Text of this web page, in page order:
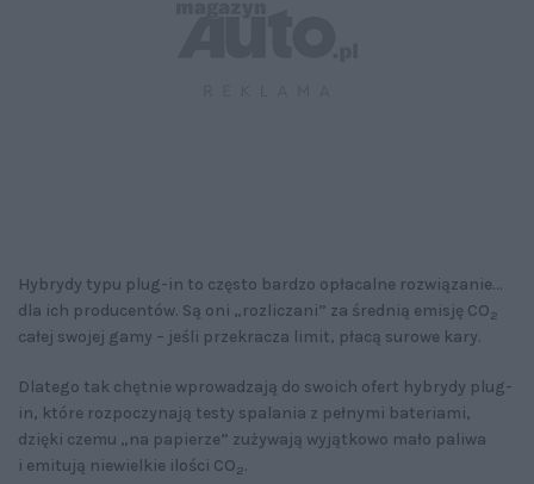
Hybrydy typu plug-in to często bardzo opłacalne rozwiązanie...
dla ich producentów. Są oni „rozliczani” za średnią emisję CO2
całej swojej gamy – jeśli przekracza limit, płacą surowe kary.
Dlatego tak chętnie wprowadzają do swoich ofert hybrydy plug-
in, które rozpoczynają testy spalania z pełnymi bateriami,
dzięki czemu „na papierze” zużywają wyjątkowo mało paliwa
i emitują niewielkie ilości CO2.